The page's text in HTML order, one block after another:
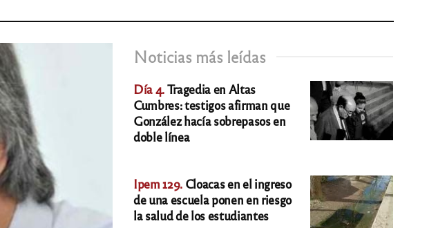
Noticias más leídas
Día 4.Tragedia en Altas
Cumbres: testigos afirman que
González hacía sobrepasos en
doble línea
Ipem 129. Cloacas en el ingreso
de una escuela ponen en riesgo
la salud de los estudiantes